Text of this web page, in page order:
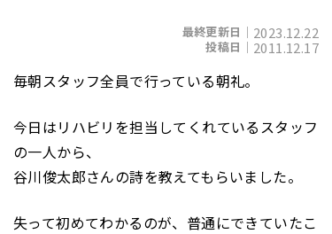
投稿日｜ 2011.12.17
最終更新日｜ 2023.12.22
毎朝スタッフ全員で行っている朝礼。
今日はリハビリを担当してくれているスタッフ
の一人から、
谷川俊太郎さんの詩を教えてもらいました。
失って初めてわかるのが、普通にできていたこ